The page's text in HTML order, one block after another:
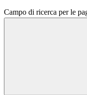
Campo di ricerca per le